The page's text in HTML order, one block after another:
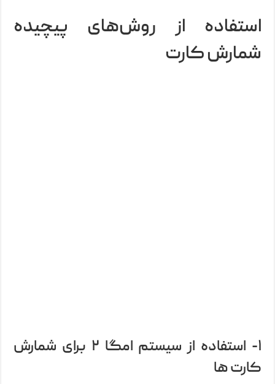
استفاده از روش‌های پیچیده
شمارش کارت
۱- استفاده از سیستم امگا ۲ برای شمارش
کارت ها